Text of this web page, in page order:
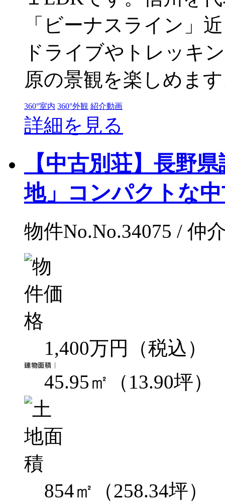
「ビーナスライン」
ドライブやトレッキ
原の景観を楽しめま
360°室内 360°外観 紹介動画
詳細を見る
【中古別荘】長野
地」コンパクトな
物件No.No.34075 / 仲
1,400万円（税込）
45.95㎡（13.90坪）
854㎡（258.34坪）